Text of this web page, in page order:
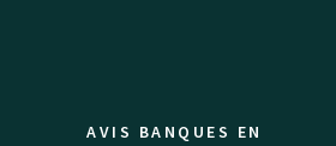
AVIS BANQUES EN